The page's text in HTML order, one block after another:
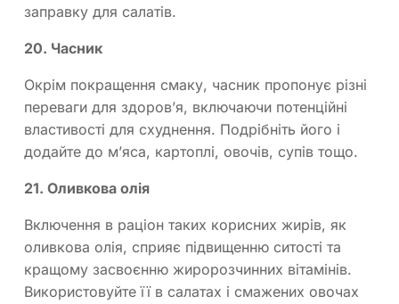
заправку для салатів.
20. Часник
Окрім покращення смаку, часник пропонує різні
переваги для здоров’я, включаючи потенційні
властивості для схуднення. Подрібніть його і
додайте до м’яса, картоплі, овочів, супів тощо.
21. Оливкова олія
Включення в раціон таких корисних жирів, як
оливкова олія, сприяє підвищенню ситості та
кращому засвоєнню жиророзчинних вітамінів.
Використовуйте її в салатах і смажених овочах